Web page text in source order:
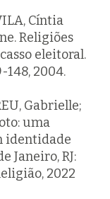
Cíntia
Religiões
eleitoral.
148, 2004.
Gabrielle;
uma
identidade
Janeiro, RJ:
2022